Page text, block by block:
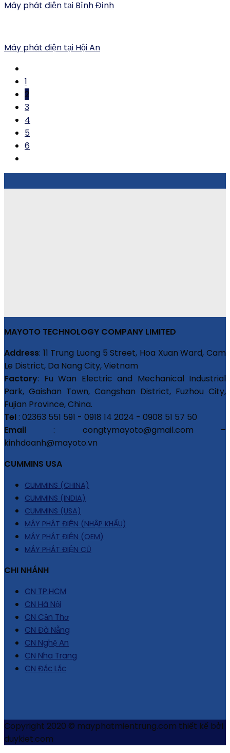
Máy phát điện tại Bình Định
Máy phát điện tại Hội An
1
2
3
4
5
6
MAYOTO TECHNOLOGY COMPANY LIMITED
Address: 11 Trung Luong 5 Street, Hoa Xuan Ward, Cam
Le District, Da Nang City, Vietnam
Factory: Fu Wan Electric and Mechanical Industrial
Park, Gaishan Town, Cangshan District, Fuzhou City,
Fujian Province, China.
Tel : 02363 551 591 - 0918 14 2024 - 0908 51 57 50
Email : congtymayoto@gmail.com –
kinhdoanh@mayoto.vn
CUMMINS USA
CUMMINS (CHINA)
CUMMINS (INDIA)
CUMMINS (USA)
MÁY PHÁT ĐIỆN (NHẬP KHẨU)
MÁY PHÁT ĐIỆN (OEM)
MÁY PHÁT ĐIỆN CŨ
CHI NHÁNH
CN TP.HCM
CN Hà Nội
CN Cần Thơ
CN Đà Nẵng
CN Nghệ An
CN Nha Trang
CN Đắc Lắc
Copyright 2020 © mayphatmientrung.com thiết kế bởi
duykiet.com